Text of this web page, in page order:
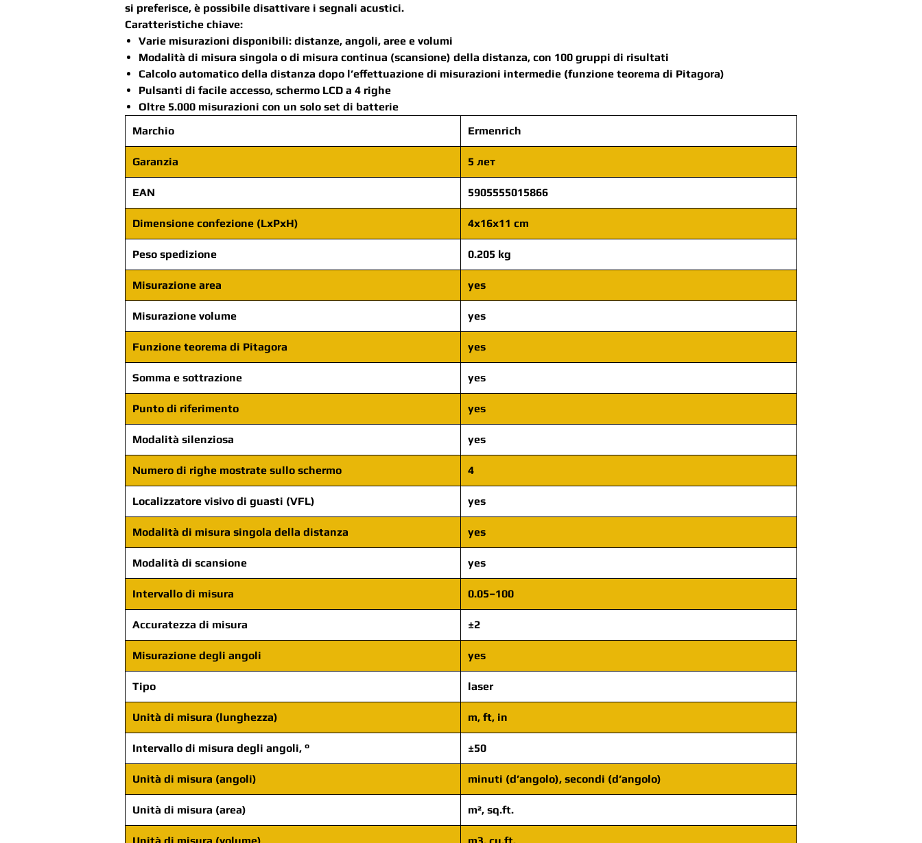
si preferisce, è possibile disattivare i segnali acustici.
Caratteristiche chiave:
Varie misurazioni disponibili: distanze, angoli, aree e volumi
Modalità di misura singola o di misura continua (scansione) della distanza, con 100 gruppi di risultati
Calcolo automatico della distanza dopo l’effettuazione di misurazioni intermedie (funzione teorema di Pitagora)
Pulsanti di facile accesso, schermo LCD a 4 righe
Oltre 5.000 misurazioni con un solo set di batterie
Marchio
Ermenrich
Garanzia 5 лет
EAN 5905555015866
Dimensione confezione (LxPxH) 4x16x11 cm
Peso spedizione 0.205 kg
Misurazione area yes
Misurazione volume yes
Funzione teorema di Pitagora yes
Somma e sottrazione yes
Punto di riferimento yes
Modalità silenziosa yes
Numero di righe mostrate sullo schermo 4
Localizzatore visivo di guasti (VFL) yes
Modalità di misura singola della distanza yes
Modalità di scansione yes
Intervallo di misura 0.05–100
Accuratezza di misura ±2
Misurazione degli angoli yes
Tipo laser
Unità di misura (lunghezza) m, ft, in
Intervallo di misura degli angoli, ° ±50
Unità di misura (angoli) minuti (d’angolo), secondi (d’angolo)
Unità di misura (area) m², sq.ft.